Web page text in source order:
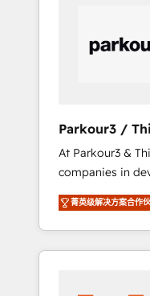
through smart
tailored HubSpot
choose us
Our Services: HubSpot implementations &
data migration
Operations API integrations AI-ready Website
design Let’s turn your CRM into your growth
engine!
Parkour3 /
At Parkour3 &
companies in
strategies by
automating their
processes to
spans from
implementation,
菁英级解决方案合作